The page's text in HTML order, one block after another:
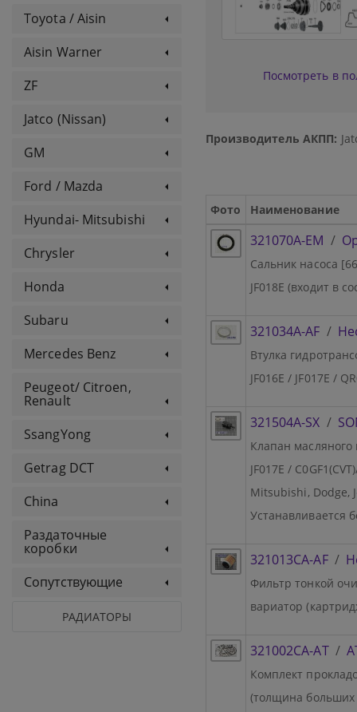
Toyota / Aisin
Aisin Warner
ZF
Jatco (Nissan)
GM
Ford / Mazda
Hyundai- Mitsubishi
Chrysler
Honda
Subaru
Mercedes Benz
Peugeot/ Citroen,
Renault
SsangYong
Getrag DCT
China
Раздаточные
коробки
Сопутствующие
РАДИАТОРЫ
Посмотреть в
Производитель АКПП:
Фото Наименование
321070A-EM /
Сальник насоса
JF018E (входит в
321034A-AF /
Втулка
JF016E / JF017E /
321504A-SX /
Клапан масляного
JF017E /
Mitsubishi, Dodge,
Устанавливается
321013CA-AF /
Фильтр тонкой
вариатор
321002CA-AT /
Комплект
(толщина